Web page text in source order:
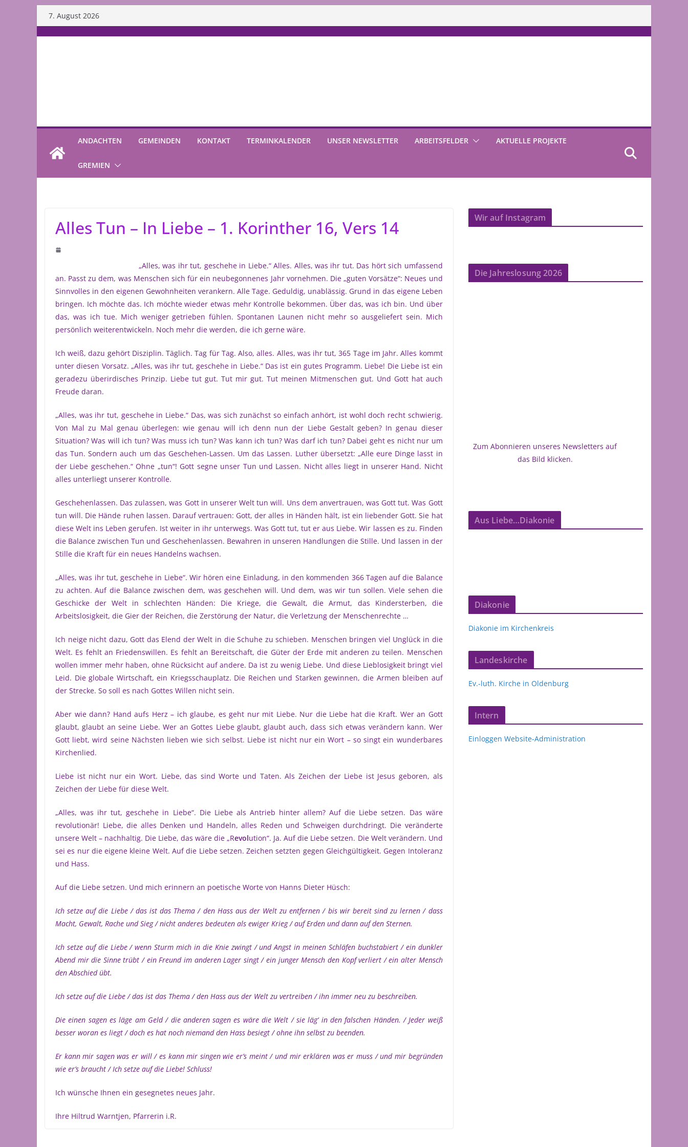
Skip
to
7. August 2026
ANDACHTEN GEMEINDEN KONTAKT TERMINKALENDER UNSER NEWSLETTER ARBEITSFELDER AKTUELLE PROJEKTE
GREMIEN
Alles Tun – In Liebe – 1. Korinther 16, Vers 14
„Alles, was ihr tut, geschehe in Liebe.“ Alles. Alles, was ihr tut. Das hört sich umfassend
an. Passt zu dem, was Menschen sich für ein neubegonnenes Jahr vornehmen. Die „guten Vorsätze“: Neues und
Sinnvolles in den eigenen Gewohnheiten verankern. Alle Tage. Geduldig, unablässig. Grund in das eigene Leben
bringen. Ich möchte das. Ich möchte wieder etwas mehr Kontrolle bekommen. Über das, was ich bin. Und über
das, was ich tue. Mich weniger getrieben fühlen. Spontanen Launen nicht mehr so ausgeliefert sein. Mich
persönlich weiterentwickeln. Noch mehr die werden, die ich gerne wäre.
Ich weiß, dazu gehört Disziplin. Täglich. Tag für Tag. Also, alles. Alles, was ihr tut, 365 Tage im Jahr. Alles kommt
unter diesen Vorsatz. „Alles, was ihr tut, geschehe in Liebe.“ Das ist ein gutes Programm. Liebe! Die Liebe ist ein
geradezu überirdisches Prinzip. Liebe tut gut. Tut mir gut. Tut meinen Mitmenschen gut. Und Gott hat auch
Freude daran.
„Alles, was ihr tut, geschehe in Liebe.“ Das, was sich zunächst so einfach anhört, ist wohl doch recht schwierig.
Von Mal zu Mal genau überlegen: wie genau will ich denn nun der Liebe Gestalt geben? In genau dieser
Situation? Was will ich tun? Was muss ich tun? Was kann ich tun? Was darf ich tun? Dabei geht es nicht nur um
das Tun. Sondern auch um das Geschehen-Lassen. Um das Lassen. Luther übersetzt: „Alle eure Dinge lasst in
der Liebe geschehen.“ Ohne „tun“! Gott segne unser Tun und Lassen. Nicht alles liegt in unserer Hand. Nicht
alles unterliegt unserer Kontrolle.
Geschehenlassen. Das zulassen, was Gott in unserer Welt tun will. Uns dem anvertrauen, was Gott tut. Was Gott
tun will. Die Hände ruhen lassen. Darauf vertrauen: Gott, der alles in Händen hält, ist ein liebender Gott. Sie hat
diese Welt ins Leben gerufen. Ist weiter in ihr unterwegs. Was Gott tut, tut er aus Liebe. Wir lassen es zu. Finden
die Balance zwischen Tun und Geschehenlassen. Bewahren in unseren Handlungen die Stille. Und lassen in der
Stille die Kraft für ein neues Handelns wachsen.
„Alles, was ihr tut, geschehe in Liebe“. Wir hören eine Einladung, in den kommenden 366 Tagen auf die Balance
zu achten. Auf die Balance zwischen dem, was geschehen will. Und dem, was wir tun sollen. Viele sehen die
Geschicke der Welt in schlechten Händen: Die Kriege, die Gewalt, die Armut, das Kindersterben, die
Arbeitslosigkeit, die Gier der Reichen, die Zerstörung der Natur, die Verletzung der Menschenrechte …
Ich neige nicht dazu, Gott das Elend der Welt in die Schuhe zu schieben. Menschen bringen viel Unglück in die
Welt. Es fehlt an Friedenswillen. Es fehlt an Bereitschaft, die Güter der Erde mit anderen zu teilen. Menschen
wollen immer mehr haben, ohne Rücksicht auf andere. Da ist zu wenig Liebe. Und diese Lieblosigkeit bringt viel
Leid. Die globale Wirtschaft, ein Kriegsschauplatz. Die Reichen und Starken gewinnen, die Armen bleiben auf
der Strecke. So soll es nach Gottes Willen nicht sein.
Aber wie dann? Hand aufs Herz – ich glaube, es geht nur mit Liebe. Nur die Liebe hat die Kraft. Wer an Gott
glaubt, glaubt an seine Liebe. Wer an Gottes Liebe glaubt, glaubt auch, dass sich etwas verändern kann. Wer
Gott liebt, wird seine Nächsten lieben wie sich selbst. Liebe ist nicht nur ein Wort – so singt ein wunderbares
Kirchenlied.
Liebe ist nicht nur ein Wort. Liebe, das sind Worte und Taten. Als Zeichen der Liebe ist Jesus geboren, als
Zeichen der Liebe für diese Welt.
„Alles, was ihr tut, geschehe in Liebe“. Die Liebe als Antrieb hinter allem? Auf die Liebe setzen. Das wäre
revolutionär! Liebe, die alles Denken und Handeln, alles Reden und Schweigen durchdringt. Die veränderte
unsere Welt – nachhaltig. Die Liebe, das wäre die „Revolution“. Ja. Auf die Liebe setzen. Die Welt verändern. Und
sei es nur die eigene kleine Welt. Auf die Liebe setzen. Zeichen setzten gegen Gleichgültigkeit. Gegen Intoleranz
und Hass.
Auf die Liebe setzen. Und mich erinnern an poetische Worte von Hanns Dieter Hüsch:
Ich setze auf die Liebe / das ist das Thema / den Hass aus der Welt zu entfernen / bis wir bereit sind zu lernen / dass
Macht, Gewalt, Rache und Sieg / nicht anderes bedeuten als ewiger Krieg / auf Erden und dann auf den Sternen.
Ich setze auf die Liebe / wenn Sturm mich in die Knie zwingt / und Angst in meinen Schläfen buchstabiert / ein dunkler
Abend mir die Sinne trübt / ein Freund im anderen Lager singt / ein junger Mensch den Kopf verliert / ein alter Mensch
den Abschied übt.
Ich setze auf die Liebe / das ist das Thema / den Hass aus der Welt zu vertreiben / ihn immer neu zu beschreiben.
Die einen sagen es läge am Geld / die anderen sagen es wäre die Welt / sie läg‘ in den falschen Händen. / Jeder weiß
besser woran es liegt / doch es hat noch niemand den Hass besiegt / ohne ihn selbst zu beenden.
Er kann mir sagen was er will / es kann mir singen wie er’s meint / und mir erklären was er muss / und mir begründen
wie er’s braucht / Ich setze auf die Liebe! Schluss!
Ich wünsche Ihnen ein gesegnetes neues Jahr.
Ihre Hiltrud Warntjen, Pfarrerin i.R.
Wir auf Instagram
Die Jahreslosung 2026
Zum Abonnieren unseres Newsletters auf
das Bild klicken.
Aus Liebe…Diakonie
Diakonie
Diakonie im Kirchenkreis
Landeskirche
Ev.-luth. Kirche in Oldenburg
Intern
Einloggen Website-Administration